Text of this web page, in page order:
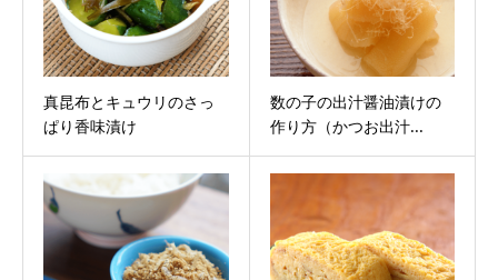
真昆布とキュウリのさっ
ぱり香味漬け
数の子の出汁醤油漬けの
作り方（かつお出汁...